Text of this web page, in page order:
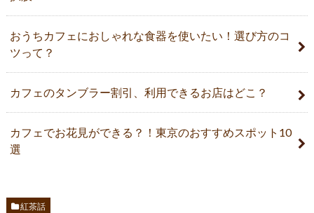
おうちカフェにおしゃれな食器を使いたい！選び方のコ
ツって？
カフェのタンブラー割引、利用できるお店はどこ？
カフェでお花見ができる？！東京のおすすめスポット10
選
紅茶話